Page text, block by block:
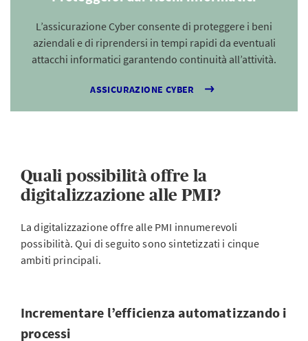
L’assicurazione Cyber consente di proteggere i beni
aziendali e di riprendersi in tempi rapidi da eventuali
attacchi informatici garantendo continuità all’attività.
ASSICURAZIONE CYBER
Quali possibilità offre la
digitalizzazione alle PMI?
La digitalizzazione offre alle PMI innumerevoli
possibilità. Qui di seguito sono sintetizzati i cinque
ambiti principali.
Incrementare l’efficienza automatizzando i
processi